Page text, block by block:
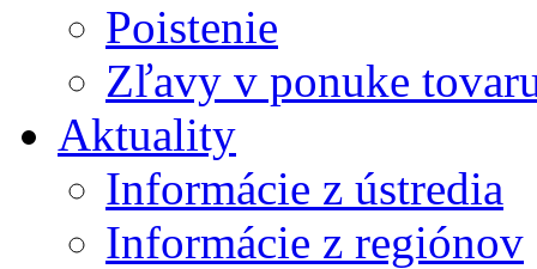
Poistenie
Zľavy v ponuke
Aktuality
Informácie z ústredia
Informácie z regiónov